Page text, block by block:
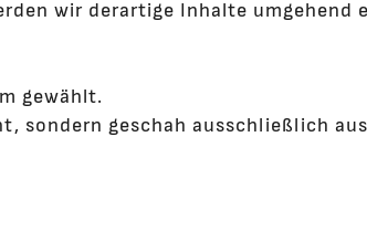
wir derartige Inhalte umgehend
gewählt.
sondern geschah ausschließlich